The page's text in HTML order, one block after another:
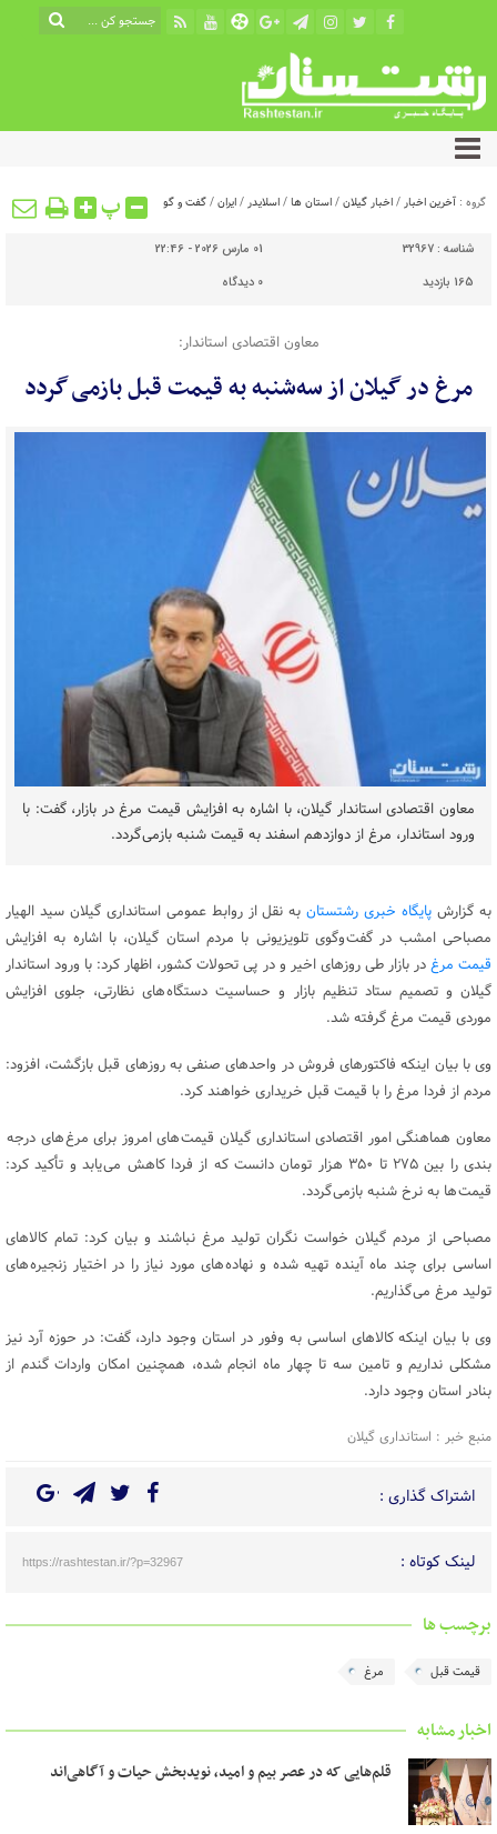
گروه : آخرین اخبار/اخبار گیلان/استان ها/اسلایدر/ایران/گفت و گو پ
شناسه : 32967
01 مارس 2026 - 22:46
165 بازدید
0 دیدگاه
معاون اقتصادی استاندار:
مرغ در گیلان از سه‌شنبه به قیمت قبل بازمی گردد
معاون اقتصادی استاندار گیلان، با اشاره به افزایش قیمت مرغ در بازار، گفت: با
ورود استاندار، مرغ از دوازدهم اسفند به قیمت شنبه بازمی گردد.
به گزارش پایگاه خبری رشتستانبه نقل از روابط عمومی استانداری گیلان سید الهیار
مصباحی امشب در گفت وگوی تلویزیونی با مردم استان گیلان، با اشاره به افزایش
قیمت مرغدر بازار طی روزهای اخیر و در پی تحولات کشور، اظهار کرد: با ورود استاندار
گیلان و تصمیم ستاد تنظیم بازار و حساسیت دستگاه های نظارتی، جلوی افزایش
موردی قیمت مرغ گرفته شد.
وی با بیان اینکه فاکتورهای فروش در واحدهای صنفی به روزهای قبل بازگشت، افزود:
مردم از فردا مرغ را با قیمت قبل خریداری خواهند کرد.
معاون هماهنگی امور اقتصادی استانداری گیلان قیمت های امروز برای مرغ های درجه
بندی را بین ۲۷۵ تا ۳۵۰ هزار تومان دانست که از فردا کاهش می یابد و تأکید کرد:
قیمت ها به نرخ شنبه بازمی گردد.
مصباحی از مردم گیلان خواست نگران تولید مرغ نباشند و بیان کرد: تمام کالاهای
اساسی برای چند ماه آینده تهیه شده و نهاده های مورد نیاز را در اختیار زنجیره های
تولید مرغ می گذاریم.
وی با بیان اینکه کالاهای اساسی به وفور در استان وجود دارد، گفت: در حوزه آرد نیز
مشکلی نداریم و تامین سه تا چهار ماه انجام شده، همچنین امکان واردات گندم از
بنادر استان وجود دارد.
منبع خبر : استانداری گیلان
اشتراک گذاری :
لینک کوتاه : https://rashtestan.ir/?p=32967
برچسب ها
قیمت قبل مرغ
اخبار مشابه
قلم‌هایی که در عصر بیم و امید، نویدبخش حیات و آگاهی‌اند